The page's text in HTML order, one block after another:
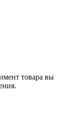
товара вы